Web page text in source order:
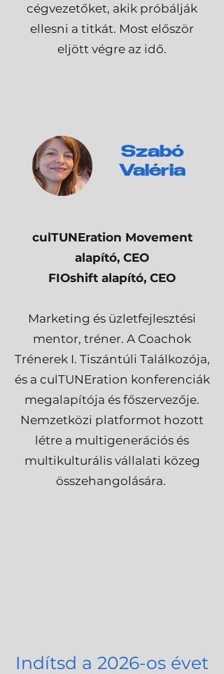
cégvezetőket, akik próbálják
ellesni a titkát. Most először
eljött végre az idő.​
Szabó
Valéria
culTUNEration Movement
alapító, CEO
FIOshift alapító, CEO
Marketing és üzletfejlesztési
mentor, tréner. A Coachok
Trénerek I. Tiszántúli Találkozója,
és a culTUNEration konferenciák
megalapítója és főszervezője.
Nemzetközi platformot hozott
létre a multigenerációs és
multikulturális vállalati közeg
összehangolására. ​
Indítsd a 2026-os évet